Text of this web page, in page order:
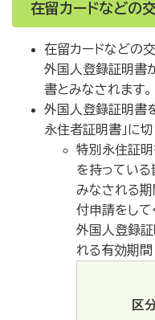
在留カードなどの
在留カードなどの
外国人登録証明書
書とみなされます。
外国人登録証明書を
永住者証明書」に
特別永住証
を持っている
みなされる期
付申請をして
外国人登録
れる有効期間
区